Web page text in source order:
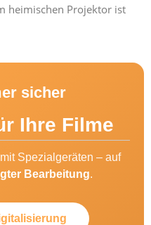
heimischen Projektor ist
sicher
Ihre Filme
Spezialgeräten – auf
Bearbeitung.